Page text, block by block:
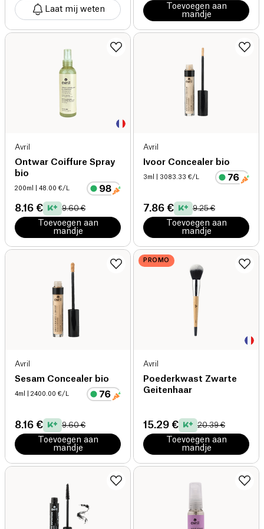
Laat mij weten
Toevoegen aan
mandje
Avril
Ontwar Coiffure Spray
bio
200ml | 48.00 €/L
8.16 € 9.60 €
Toevoegen aan
mandje
Avril
Ivoor Concealer bio
3ml | 3083.33 €/L
7.86 € 9.25 €
Toevoegen aan
mandje
Avril
Sesam Concealer bio
4ml | 2400.00 €/L
8.16 € 9.60 €
Toevoegen aan
mandje
PROMO
Avril
Poederkwast Zwarte
Geitenhaar
15.29 € 20.39 €
Toevoegen aan
mandje